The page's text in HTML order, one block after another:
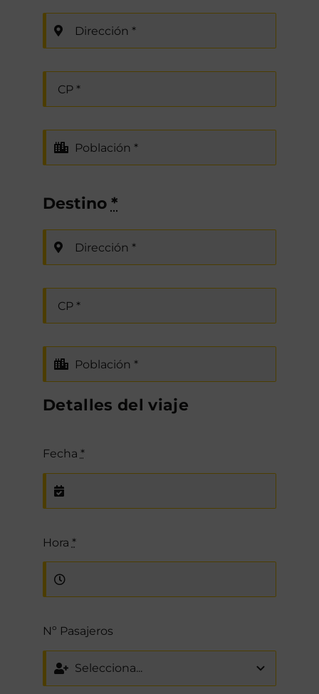
Destino *
Detalles del viaje
Fecha *
Hora *
Nº Pasajeros